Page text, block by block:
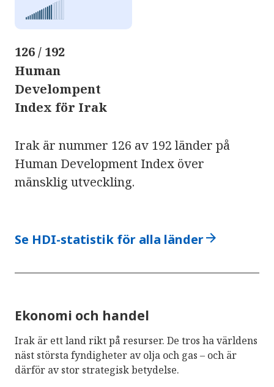
126 / 192
Human
Develompent
Index för Irak
Irak är nummer 126 av 192 länder på
Human Development Index över
mänsklig utveckling.
Se HDI-statistik för alla länderarrow_forward
Ekonomi och handel
Irak är ett land rikt på resurser. De tros ha världens
näst största fyndigheter av olja och gas – och är
därför av stor strategisk betydelse.